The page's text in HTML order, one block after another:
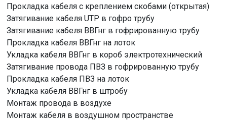
Прокладка кабеля с креплением скобами (открытая)
Затягивание кабеля UTP в гофро трубу
Затягивание кабеля ВВГнг в гофрированную трубу
Прокладка кабеля ВВГнг на лоток
Укладка кабеля ВВГнг в короб электротехнический
Затягивание провода ПВЗ в гофрированную трубу
Прокладка кабеля ПВЗ на лоток
Укладка кабеля ВВГнг в штробу
Монтаж провода в воздухе
Монтаж кабеля в воздушном пространстве